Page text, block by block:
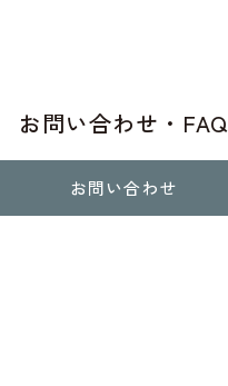
お問い合わせ・FAQ
お問い合わせ